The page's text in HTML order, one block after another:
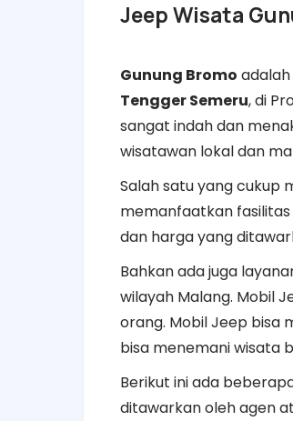
Jeep Wisata
Gunung Bromo
Tengger Semeru, di
sangat indah dan
wisatawan lokal dan
Salah satu yang cukup
memanfaatkan
dan harga yang
Bahkan ada juga
wilayah Malang. Mobil
orang. Mobil Jeep bisa
bisa menemani wisata
Berikut ini ada
ditawarkan oleh agen